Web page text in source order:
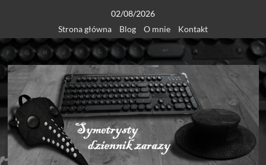
content
02/08/2026
Strona główna
Blog O mnie Kontakt